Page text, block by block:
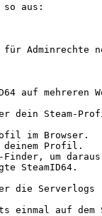
aus:
für Adminrechte
auf mehreren
dein Steam-
im Browser.
deinem Profil.
Finder, um
SteamID64.
die Serverlogs
einmal auf dem